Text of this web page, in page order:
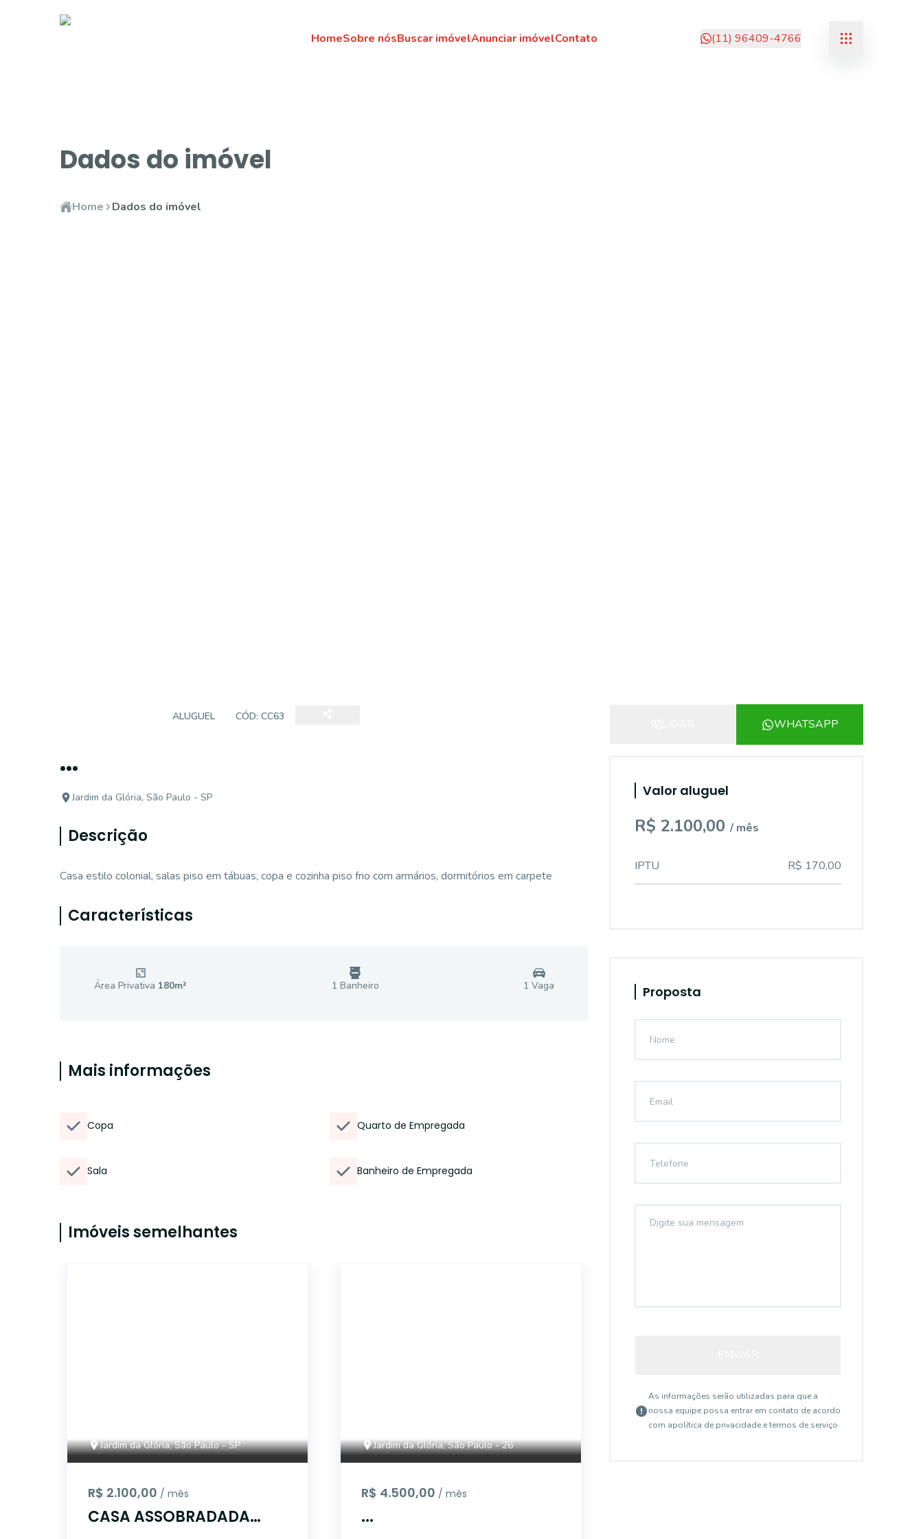
HomeSobre nósBuscar imóvelAnunciar imóvelContato (11) 96409-4766
Dados do imóvel
Home Dados do imóvel
ALUGUEL CÓD: CC63
...
Jardim da Glória, São Paulo - SP
Descrição
Casa estilo colonial, salas piso em tábuas, copa e cozinha piso frio com armários, dormitórios em carpete
Características
Área Privativa 180m² 1 Banheiro 1 Vaga
Mais informações
Copa Quarto de Empregada
Sala Banheiro de Empregada
Imóveis semelhantes
Jardim da Glória, São Paulo - SP
R$ 2.100,00 / mês
CASA ASSOBRADADA
Jardim da Glória, São Paulo - 26
R$ 4.500,00 / mês
...
WHATSAPP
Valor aluguel
R$ 2.100,00 / mês
IPTU R$ 170,00
Proposta
As informações serão utilizadas para que a
nossa equipe possa entrar em contato de acordo
com apolítica de privacidade e termos de serviço